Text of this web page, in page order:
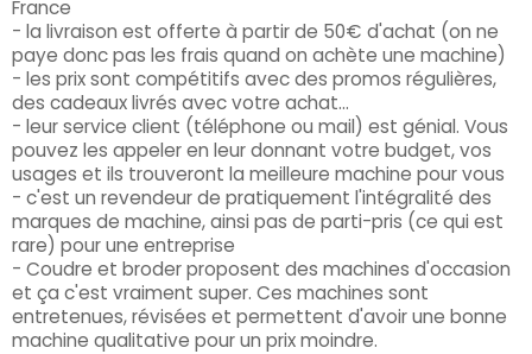
France
- la livraison est offerte à partir de 50€ d'achat (on ne
paye donc pas les frais quand on achète une machine)
- les prix sont compétitifs avec des promos régulières,
des cadeaux livrés avec votre achat...
- leur service client (téléphone ou mail) est génial. Vous
pouvez les appeler en leur donnant votre budget, vos
usages et ils trouveront la meilleure machine pour vous
- c'est un revendeur de pratiquement l'intégralité des
marques de machine, ainsi pas de parti-pris (ce qui est
rare) pour une entreprise
- Coudre et broder proposent des machines d'occasion
et ça c'est vraiment super. Ces machines sont
entretenues, révisées et permettent d'avoir une bonne
machine qualitative pour un prix moindre.